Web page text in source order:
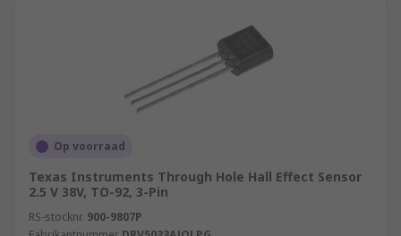
Op voorraad
Texas Instruments Through Hole Hall Effect Sensor
2.5 V 38V, TO-92, 3-Pin
RS-stocknr. 900-9807P